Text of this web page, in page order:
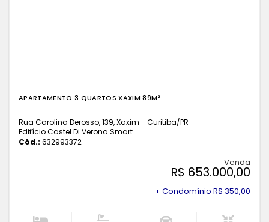
APARTAMENTO 3 QUARTOS XAXIM 89M²
Rua Carolina Derosso, 139, Xaxim - Curitiba/PR
Edifício Castel Di Verona Smart
Cód.: 632993372
Venda
R$ 653.000,00
+ Condomínio R$ 350,00